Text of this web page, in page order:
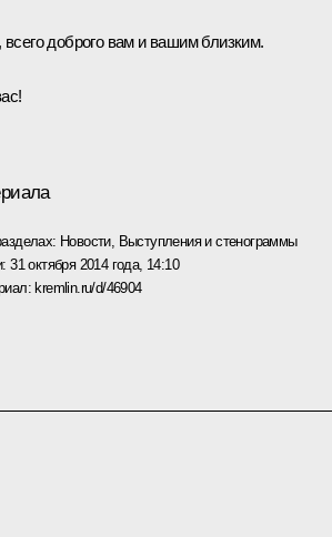
доброго вам и вашим близким.
Новости, Выступления и стенограммы
31 октября 2014 года, 14:10
kremlin.ru/d/46904